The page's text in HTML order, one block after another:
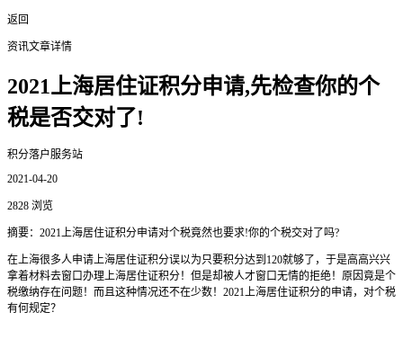
返回
资讯文章详情
2021上海居住证积分申请,先检查你的个
税是否交对了!
积分落户服务站
2021-04-20
2828 浏览
摘要：2021上海居住证积分申请对个税竟然也要求!你的个税交对了吗?
在上海很多人申请上海居住证积分误以为只要积分达到120就够了，于是高高兴兴
拿着材料去窗口办理上海居住证积分！但是却被人才窗口无情的拒绝！原因竟是个
税缴纳存在问题！而且这种情况还不在少数！2021上海居住证积分的申请，对个税
有何规定？